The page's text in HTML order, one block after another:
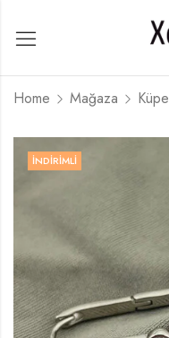
Home Mağaza
İNDIRIMLI